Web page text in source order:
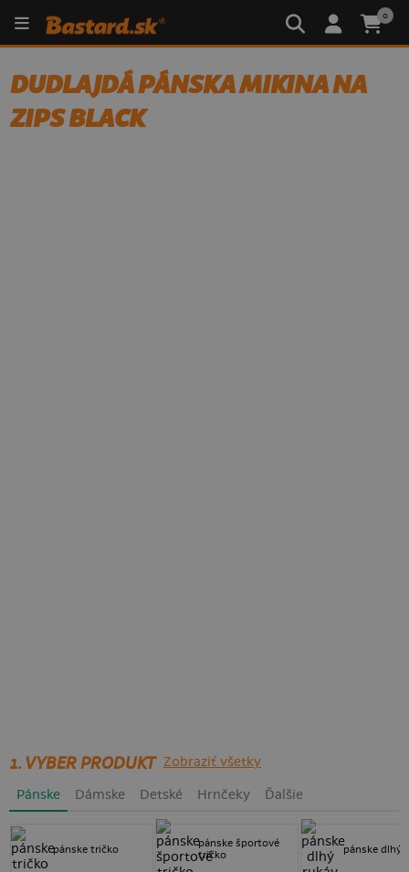
0
DUDLAJDÁ PÁNSKA MIKINA NA
ZIPS BLACK
1. VYBER PRODUKT Zobraziť všetky
Pánske Dámske Detské Hrnčeky Ďalšie
pánske tričko
pánske športové
tričko
pánske dlhý